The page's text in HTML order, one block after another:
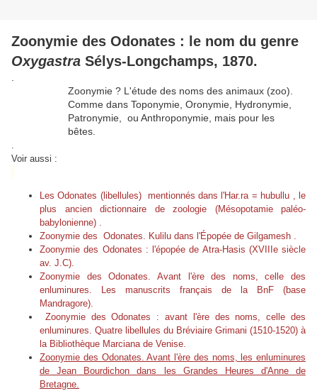
Zoonymie des Odonates : le nom du genre
Oxygastra Sélys-Longchamps, 1870.
Zoonymie ? L'étude des noms des animaux (zoo).
Comme dans Toponymie, Oronymie, Hydronymie,
Patronymie, ou Anthroponymie, mais pour les
bêtes.
.
Voir aussi :
Les Odonates (libellules) mentionnés dans l'Har.ra = hubullu , le
plus ancien dictionnaire de zoologie (Mésopotamie paléo-
babylonienne) .
Zoonymie des Odonates. Kulilu dans l'Épopée de Gilgamesh .
Zoonymie des Odonates : l'épopée de Atra-Hasis (XVIIIe siècle
av. J.C).
Zoonymie des Odonates. Avant l'ère des noms, celle des
enluminures. Les manuscrits français de la BnF (base
Mandragore).
Zoonymie des Odonates : avant l'ère des noms, celle des
enluminures. Quatre libellules du Bréviaire Grimani (1510-1520) à
la Bibliothèque Marciana de Venise.
Zoonymie des Odonates. Avant l'ère des noms, les enluminures
de Jean Bourdichon dans les Grandes Heures d'Anne de
Bretagne.